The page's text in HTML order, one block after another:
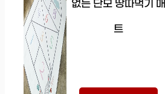
없는 단모 땅따먹기 매
트